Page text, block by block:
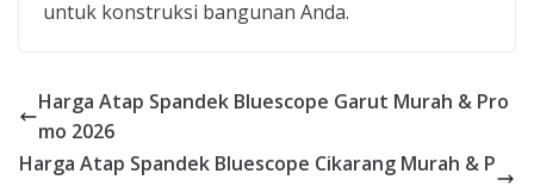
untuk konstruksi bangunan Anda.
Harga Atap Spandek Bluescope Garut Murah & Pro
mo 2026
Harga Atap Spandek Bluescope Cikarang Murah & P